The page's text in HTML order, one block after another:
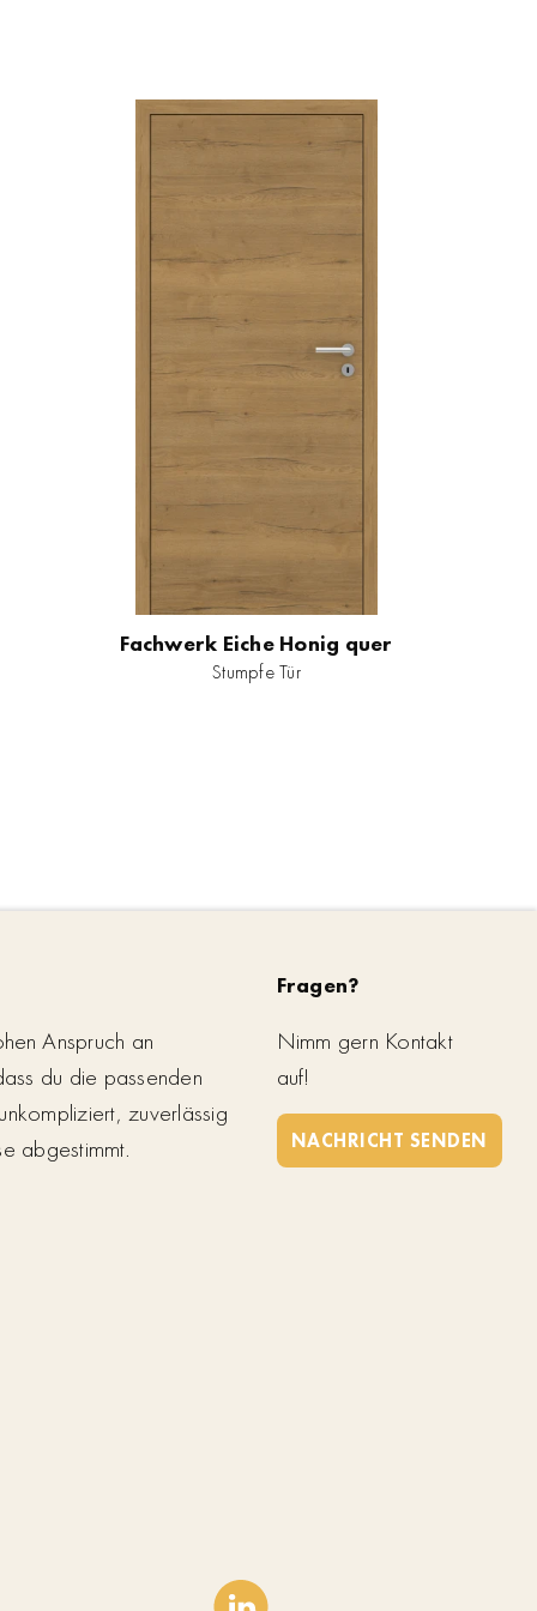
Fachwerk Eiche Honig quer
Stumpfe Tür
Anspruch an
du die passenden
zuverlässig
abgestimmt.
Fragen?
Nimm gern Kontakt
auf!
NACHRICHT SENDEN